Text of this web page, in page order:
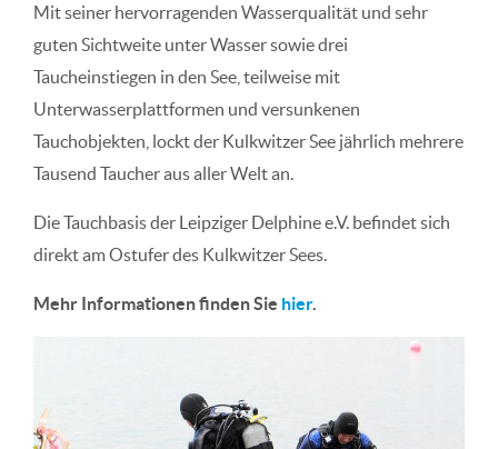
Mit seiner hervorragenden Wasserqualität und sehr
guten Sichtweite unter Wasser sowie drei
Taucheinstiegen in den See, teilweise mit
Unterwasserplattformen und versunkenen
Tauchobjekten, lockt der Kulkwitzer See jährlich mehrere
Tausend Taucher aus aller Welt an.
Die Tauchbasis der Leipziger Delphine e.V. befindet sich
direkt am Ostufer des Kulkwitzer Sees.
Mehr Informationen finden Sie hier.